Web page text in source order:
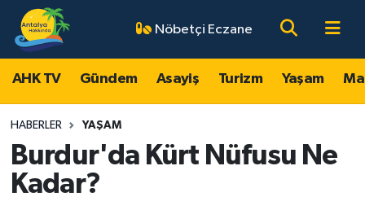
Nöbetçi Eczane
AHK TV Gündem Asayiş Turizm Yaşam
HABERLER YAŞAM
Burdur'da Kürt Nüfusu Ne
Kadar?
AHK TV
Gündem
Asayiş
Turizm
Antalya Nöbetçi Eczaneler
Antalya Hava Durumu
Antalya Namaz Vakitleri
Antalya Trafik Yoğunluk Haritası